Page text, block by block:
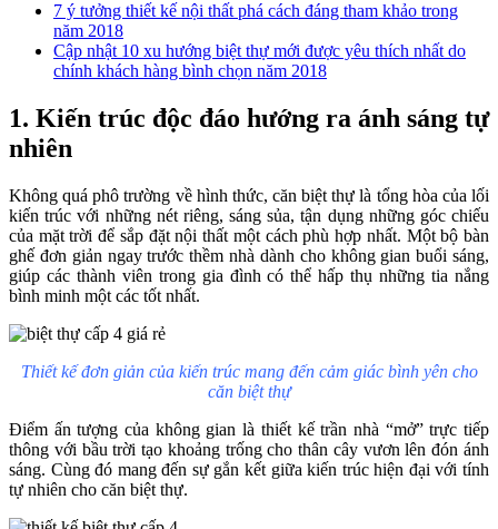
7 ý tưởng thiết kế nội thất phá cách đáng tham khảo trong
năm 2018
Cập nhật 10 xu hướng biệt thự mới được yêu thích nhất do
chính khách hàng bình chọn năm 2018
1. Kiến trúc độc đáo hướng ra ánh sáng tự
nhiên
Không quá phô trường về hình thức, căn biệt thự là tổng hòa của lối
kiến trúc với những nét riêng, sáng sủa, tận dụng những góc chiếu
của mặt trời để sắp đặt nội thất một cách phù hợp nhất. Một bộ bàn
ghế đơn giản ngay trước thềm nhà dành cho không gian buổi sáng,
giúp các thành viên trong gia đình có thể hấp thụ những tia nắng
bình minh một các tốt nhất.
Thiết kế đơn giản của kiến trúc mang đến cảm giác bình yên cho
căn biệt thự
Điểm ấn tượng của không gian là thiết kế trần nhà “mở” trực tiếp
thông với bầu trời tạo khoảng trống cho thân cây vươn lên đón ánh
sáng. Cùng đó mang đến sự gắn kết giữa kiến trúc hiện đại với tính
tự nhiên cho căn biệt thự.